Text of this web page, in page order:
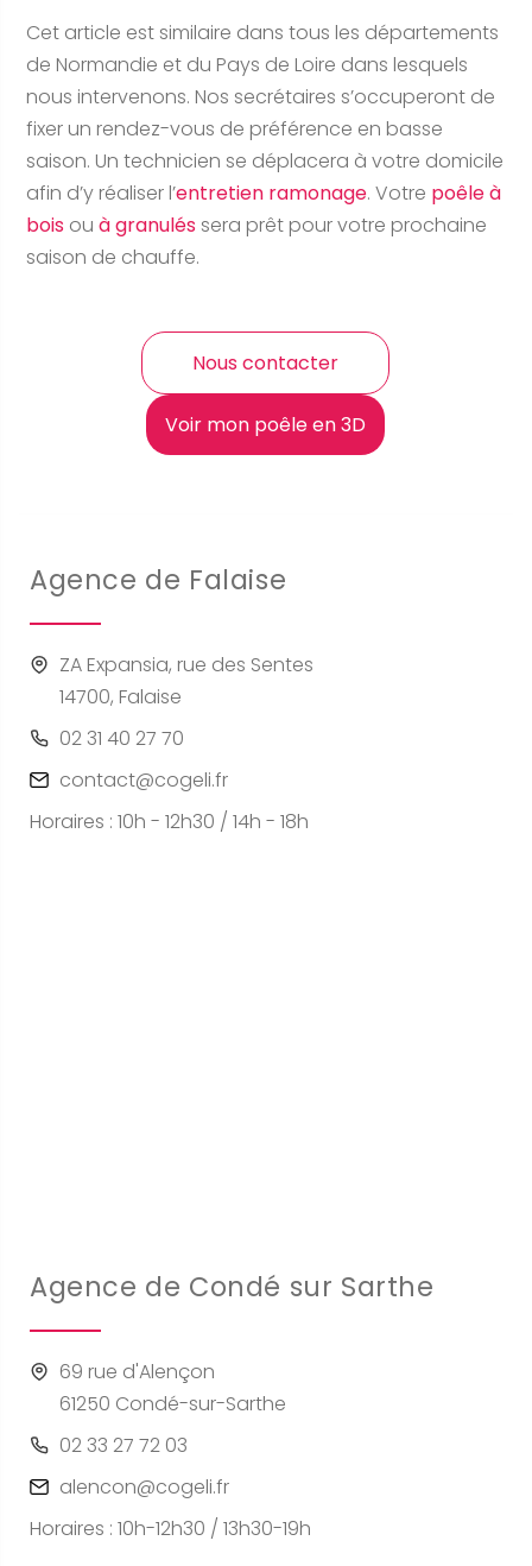
Cet article est similaire dans tous les départements
de Normandie et du Pays de Loire dans lesquels
nous intervenons. Nos secrétaires s’occuperont de
fixer un rendez-vous de préférence en basse
saison. Un technicien se déplacera à votre domicile
afin d’y réaliser l’entretien ramonage. Votre poêle à
bois ouà granuléssera prêt pour votre prochaine
saison de chauffe.
Nous contacter
Voir mon poêle en 3D
Agence de Falaise
ZA Expansia, rue des Sentes
14700, Falaise
02 31 40 27 70
contact@cogeli.fr
Horaires : 10h - 12h30 / 14h - 18h
Agence de Condé sur Sarthe
69 rue d'Alençon
61250 Condé-sur-Sarthe
02 33 27 72 03
alencon@cogeli.fr
Horaires : 10h-12h30 / 13h30-19h